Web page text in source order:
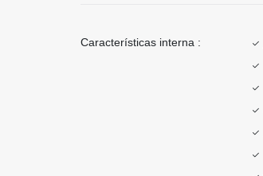
Características interna :